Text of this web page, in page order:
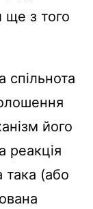
ще з того
спільнота
його
реакція
така (або